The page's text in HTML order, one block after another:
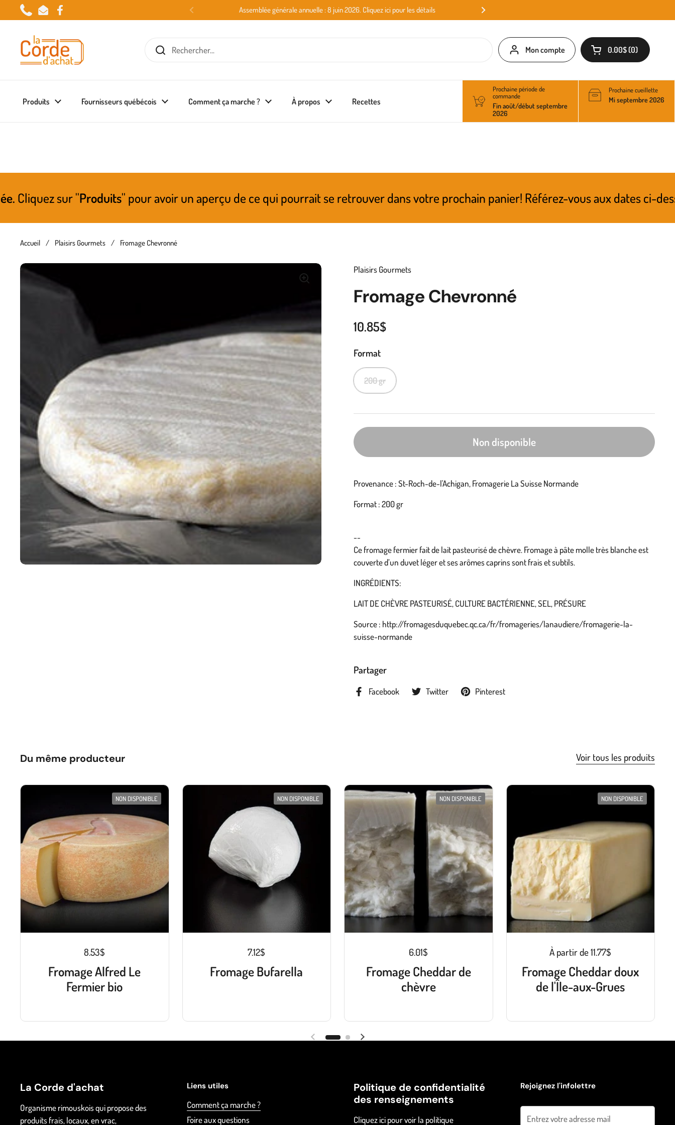
Passer au contenu
PhoneEmailFacebook
Assemblée générale annuelle : 8 juin 2026. Cliquez ici pour les détails
Mon compte Ouvrir le panier
0.00$ 0
Produits Fournisseurs québécois Comment ça marche ? À propos Recettes
Prochaine période de
commande
Fin août/début septembre
2026
Prochaine cueillette
Mi septembre 2026
Produits'' pour avoir un aperçu de ce qui pourrait se retrouver dans votre prochain panier! Référez-vous aux dates ci-dessus pour
Accueil / Plaisirs Gourmets / Fromage Chevronné
Plaisirs Gourmets
Fromage Chevronné
10.85$
Format
200 gr
Non disponible
Provenance : St-Roch-de-l'Achigan, Fromagerie La Suisse Normande
Format : 200 gr
--
Ce fromage fermier fait de lait pasteurisé de chèvre. Fromage à pâte molle très blanche est
couverte d’un duvet léger et ses arômes caprins sont frais et subtils.
INGRÉDIENTS:
LAIT DE CHÈVRE PASTEURISÉ, CULTURE BACTÉRIENNE, SEL, PRÉSURE
Source : http://fromagesduquebec.qc.ca/fr/fromageries/lanaudiere/fromagerie-la-
suisse-normande
Partager
Facebook Twitter Pinterest
Du même producteur Voir tous les produits
8.53$
Fromage Alfred Le
Fermier bio
NON DISPONIBLE
7.12$
Fromage Bufarella
NON DISPONIBLE
6.01$
Fromage Cheddar de
chèvre
NON DISPONIBLE
À partir de 11.77$
Fromage Cheddar doux
de l'Île-aux-Grues
NON DISPONIBLE
La Corde d'achat
Organisme rimouskois qui propose des
produits frais, locaux, en vrac,
Liens utiles
Comment ça marche ?
Foire aux questions
Politique de confidentialité
des renseignements
Cliquez ici pour voir la politique
Rejoignez l'infolettre